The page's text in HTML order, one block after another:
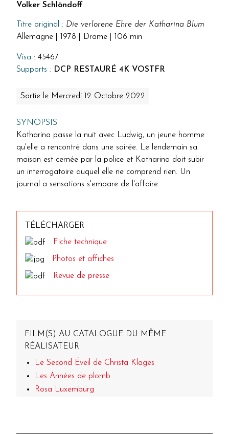
Volker Schlöndoff
Titre original : Die verlorene Ehre der Katharina Blum
Allemagne | 1978 | Drame | 106 min
Visa : 45467
Supports : DCP RESTAURÉ 4K VOSTFR
Sortie le Mercredi 12 Octobre 2022
SYNOPSIS
Katharina passe la nuit avec Ludwig, un jeune homme
qu'elle a rencontré dans une soirée. Le lendemain sa
maison est cernée par la police et Katharina doit subir
un interrogatoire auquel elle ne comprend rien. Un
journal a sensations s'empare de l'affaire.
TÉLÉCHARGER
Fiche technique
Photos et affiches
Revue de presse
FILM(S) AU CATALOGUE DU MÊME
RÉALISATEUR
Le Second Éveil de Christa Klages
Les Années de plomb
Rosa Luxemburg